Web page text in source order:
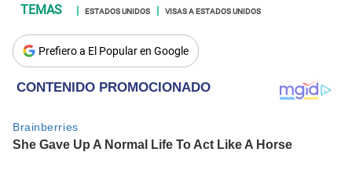
ESTADOS UNIDOS VISAS A ESTADOS UNIDOS
Prefiero a El Popular en Google